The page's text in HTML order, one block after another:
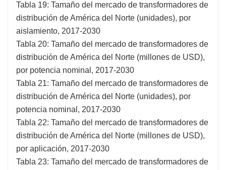
Tabla 19: Tamaño del mercado de transformadores de
distribución de América del Norte (unidades), por
aislamiento, 2017-2030
Tabla 20: Tamaño del mercado de transformadores de
distribución de América del Norte (millones de USD),
por potencia nominal, 2017-2030
Tabla 21: Tamaño del mercado de transformadores de
distribución de América del Norte (unidades), por
potencia nominal, 2017-2030
Tabla 22: Tamaño del mercado de transformadores de
distribución de América del Norte (millones de USD),
por aplicación, 2017-2030
Tabla 23: Tamaño del mercado de transformadores de